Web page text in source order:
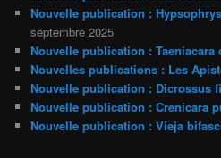
Nouvelle publication :
septembre 2025
Nouvelle publication : Taeniacara
Nouvelles publications : Les
Nouvelle publication : Dicrossus
Nouvelle publication : Crenicara
Nouvelle publication : Vieja